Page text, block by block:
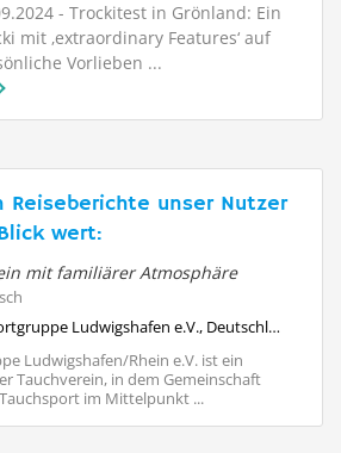
- Trockitest in Grönland: Ein
mit ‚extraordinary Features‘ auf
Vorlieben ...
unser Nutzer
wert:
mit familiärer Atmosphäre
Tauchsportgruppe Ludwigshafen e.V., Deutschland, Rheinland Pfalz
Ludwigshafen/Rhein e.V. ist ein
Tauchverein, in dem Gemeinschaft
im Mittelpunkt ...